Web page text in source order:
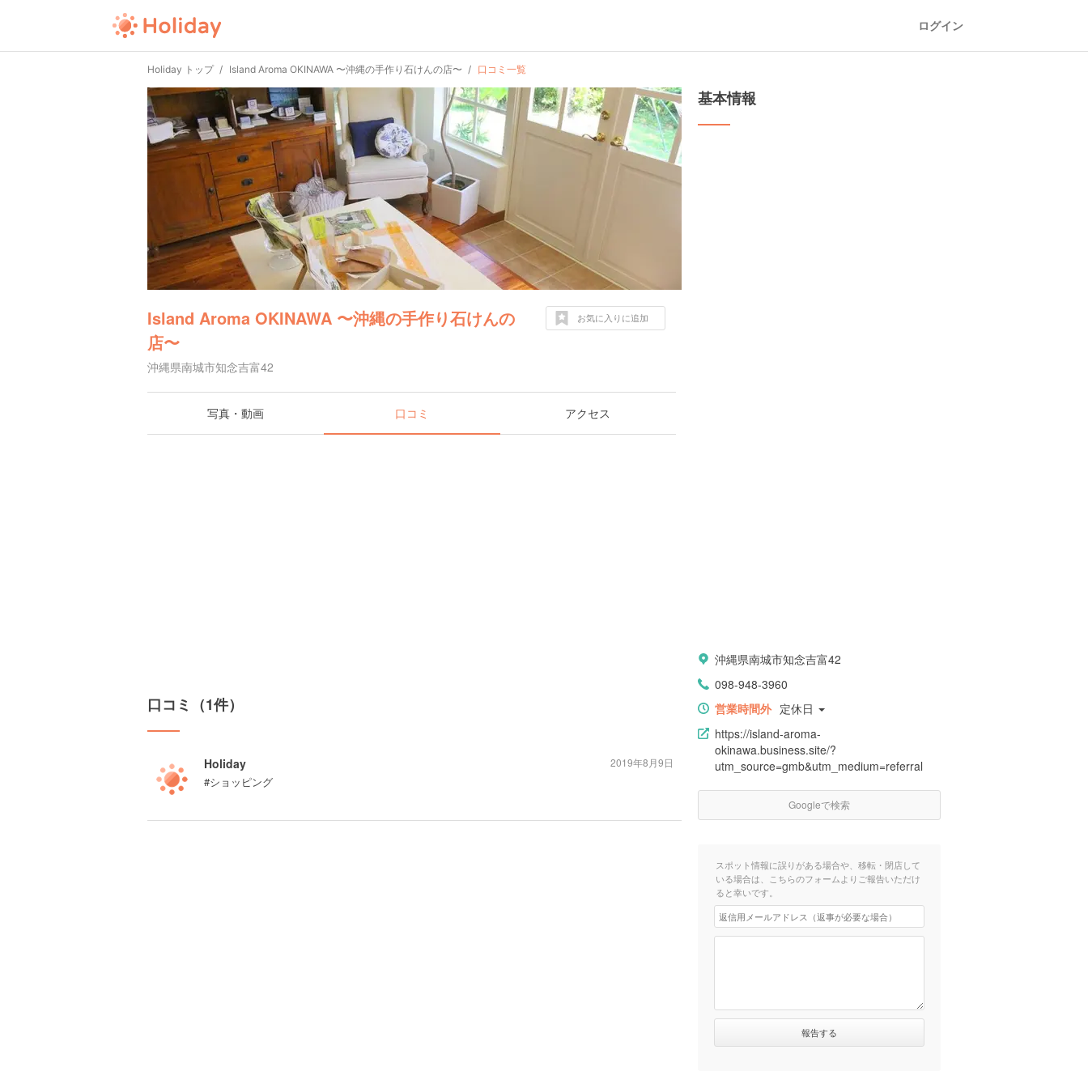
ログイン
Holiday トップ Island Aroma OKINAWA 〜沖縄の手作り石けんの店〜 口コミ一覧
Island Aroma OKINAWA 〜沖縄の手作り石けんの
店〜
沖縄県南城市知念吉富42
お気に入りに追加
写真・動画 口コミ アクセス
口コミ（1件）
Holiday
#ショッピング
2019年8月9日
基本情報
沖縄県南城市知念吉富42
098-948-3960
営業時間外 定休日
https://island-aroma-
okinawa.business.site/?
utm_source=gmb&utm_medium=referral
Googleで検索
スポット情報に誤りがある場合や、移転・閉店して
いる場合は、こちらのフォームよりご報告いただけ
ると幸いです。